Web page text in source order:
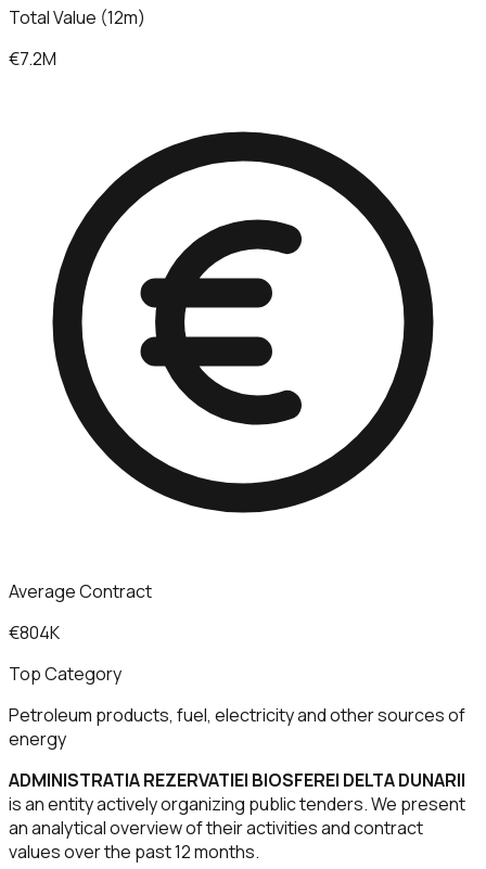
Total Value (12m)
€7.2M
Average Contract
€804K
Top Category
Petroleum products, fuel, electricity and other sources of
energy
ADMINISTRATIA REZERVATIEI BIOSFEREI DELTA DUNARII
is an entity actively organizing public tenders. We present
an analytical overview of their activities and contract
values over the past 12 months.